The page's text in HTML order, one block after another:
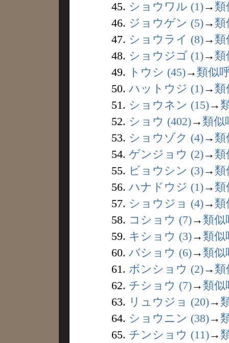
45. ショウワル (1)→ 類
46. ジョウゲン (5)→ 類
47. ショウライ (8)→ 類
48. ショウジゴ (1)→ 類
49.
トウシ (45)→ 類似
50. ハットウジ (1)→ 類
51. ショウネン (15)→
52. ショウ (402)→ 類似
53. ショウゾク (4)→ 類
54. ゲンジョウ (2)→ 類
55. ビョウシン (3)→ 類
56. ハナドウジ (1)→ 類
57. ショウジョ (4)→ 類
58. コショウ (7)→ 類似
59. キショウ (3)→ 類似
60. バショウ (6)→ 類似
61. ボンショウ (2)→ 類
62. チショウ (7)→ 類似
63. リュウジョ (20)→
64. ショウニン (38)→
65. チンショウ (11)→